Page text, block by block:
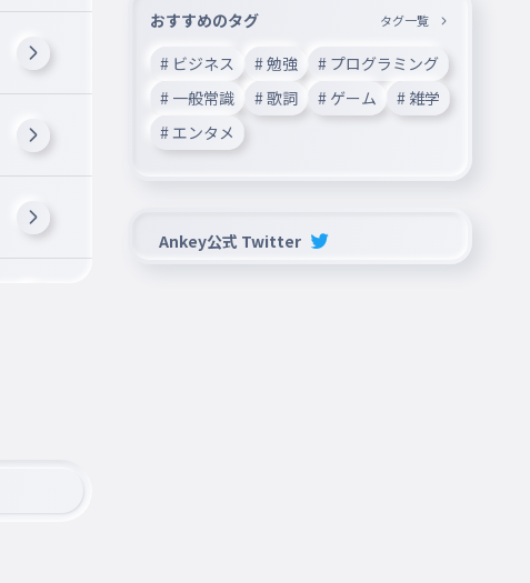
おすすめのタグ タグ一覧
# ビジネス # 勉強
# プログラミング
# 一般常識
# 歌詞 # ゲーム
# 雑学
# エンタメ
Ankey公式 Twitter